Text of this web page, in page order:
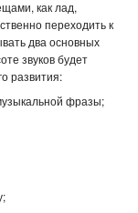
как лад,
переходить к
два основных
звуков будет
развития:
фразы;